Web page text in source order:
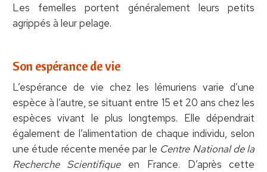
Les femelles portent généralement leurs petits
agrippés à leur pelage.
Son espérance de vie
L’espérance de vie chez les lémuriens varie d’une
espèce à l’autre, se situant entre 15 et 20 ans chez les
espèces vivant le plus longtemps. Elle dépendrait
également de l’alimentation de chaque individu, selon
une étude récente menée par le Centre National de la
Recherche Scientifiqueen France. D’après cette